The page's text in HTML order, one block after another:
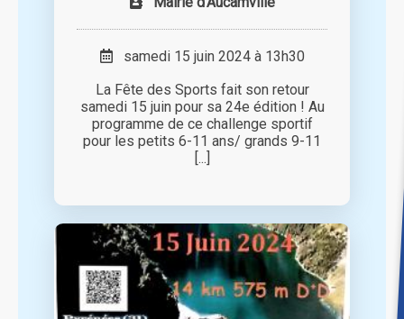
samedi 15 juin 2024 à 13h30
La Fête des Sports fait son retour
samedi 15 juin pour sa 24e édition ! Au
programme de ce challenge sportif
pour les petits 6-11 ans/ grands 9-11
[...]